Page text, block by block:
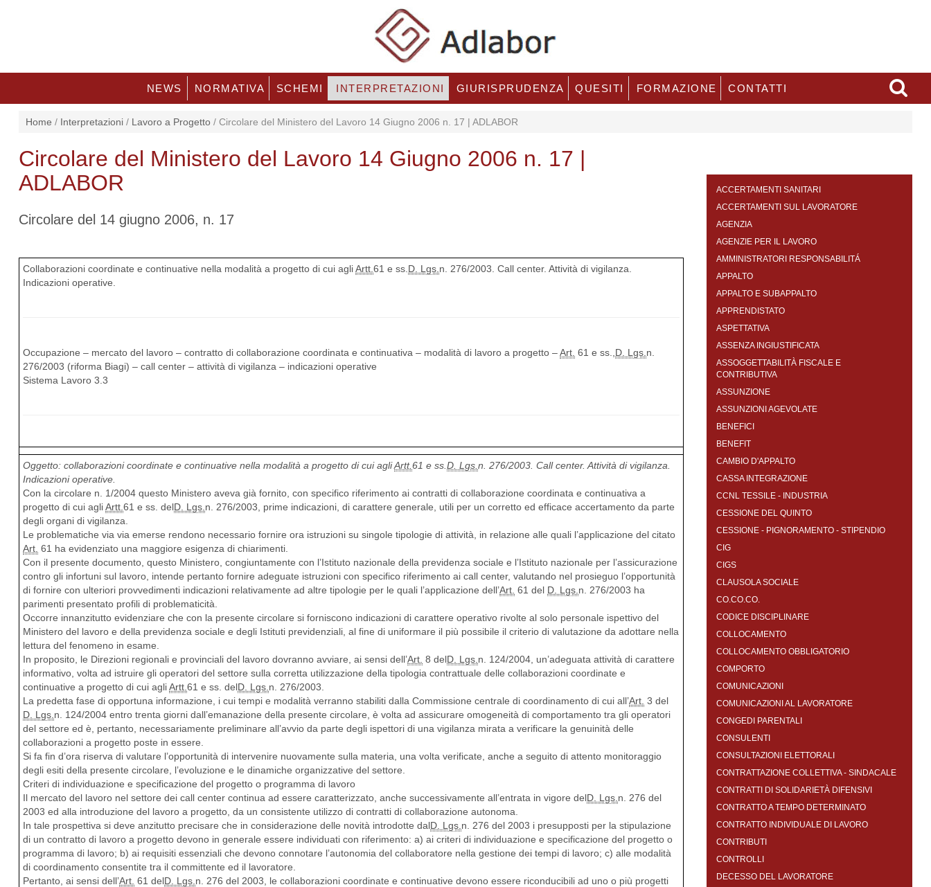
NEWS NORMATIVA SCHEMI INTERPRETAZIONI GIURISPRUDENZA QUESITI FORMAZIONE CONTATTI
Home / Interpretazioni / Lavoro a Progetto / Circolare del Ministero del Lavoro 14 Giugno 2006 n. 17 | ADLABOR
Circolare del Ministero del Lavoro 14 Giugno 2006 n. 17 |
ADLABOR
Circolare del 14 giugno 2006, n. 17
Collaborazioni coordinate e continuative nella modalità a progetto di cui agliArtt.61 e ss. D. Lgs. n. 276/2003. Call center. Attività di vigilanza.
Indicazioni operative.
Occupazione – mercato del lavoro – contratto di collaborazione coordinata e continuativa – modalità di lavoro a progetto –Art. 61 e ss., D. Lgs. n.
276/2003 (riforma Biagi) – call center – attività di vigilanza – indicazioni operative
Sistema Lavoro 3.3
Oggetto: collaborazioni coordinate e continuative nella modalità a progetto di cui agliArtt.61 e ss.D. Lgs.n. 276/2003. Call center. Attività di vigilanza.
Indicazioni operative.
Con la circolare n. 1/2004 questo Ministero aveva già fornito, con specifico riferimento ai contratti di collaborazione coordinata e continuativa a
progetto di cui agliArtt.61 e ss. delD. Lgs. n. 276/2003, prime indicazioni, di carattere generale, utili per un corretto ed efficace accertamento da parte
degli organi di vigilanza.
Le problematiche via via emerse rendono necessario fornire ora istruzioni su singole tipologie di attività, in relazione alle quali l’applicazione del citato
Art. 61 ha evidenziato una maggiore esigenza di chiarimenti.
Con il presente documento, questo Ministero, congiuntamente con l’Istituto nazionale della previdenza sociale e l’Istituto nazionale per l’assicurazione
contro gli infortuni sul lavoro, intende pertanto fornire adeguate istruzioni con specifico riferimento ai call center, valutando nel prosieguo l’opportunità
di fornire con ulteriori provvedimenti indicazioni relativamente ad altre tipologie per le quali l’applicazione dell’Art. 61 del D. Lgs. n. 276/2003 ha
parimenti presentato profili di problematicità.
Occorre innanzitutto evidenziare che con la presente circolare si forniscono indicazioni di carattere operativo rivolte al solo personale ispettivo del
Ministero del lavoro e della previdenza sociale e degli Istituti previdenziali, al fine di uniformare il più possibile il criterio di valutazione da adottare nella
lettura del fenomeno in esame.
In proposito, le Direzioni regionali e provinciali del lavoro dovranno avviare, ai sensi dell’Art. 8 delD. Lgs. n. 124/2004, un’adeguata attività di carattere
informativo, volta ad istruire gli operatori del settore sulla corretta utilizzazione della tipologia contrattuale delle collaborazioni coordinate e
continuative a progetto di cui agliArtt.61 e ss. delD. Lgs. n. 276/2003.
La predetta fase di opportuna informazione, i cui tempi e modalità verranno stabiliti dalla Commissione centrale di coordinamento di cui all’Art. 3 del
D. Lgs. n. 124/2004 entro trenta giorni dall’emanazione della presente circolare, è volta ad assicurare omogeneità di comportamento tra gli operatori
del settore ed è, pertanto, necessariamente preliminare all’avvio da parte degli ispettori di una vigilanza mirata a verificare la genuinità delle
collaborazioni a progetto poste in essere.
Si fa fin d’ora riserva di valutare l’opportunità di intervenire nuovamente sulla materia, una volta verificate, anche a seguito di attento monitoraggio
degli esiti della presente circolare, l’evoluzione e le dinamiche organizzative del settore.
Criteri di individuazione e specificazione del progetto o programma di lavoro
Il mercato del lavoro nel settore dei call center continua ad essere caratterizzato, anche successivamente all’entrata in vigore delD. Lgs. n. 276 del
2003 ed alla introduzione del lavoro a progetto, da un consistente utilizzo di contratti di collaborazione autonoma.
In tale prospettiva si deve anzitutto precisare che in considerazione delle novità introdotte dalD. Lgs. n. 276 del 2003 i presupposti per la stipulazione
di un contratto di lavoro a progetto devono in generale essere individuati con riferimento: a) ai criteri di individuazione e specificazione del progetto o
programma di lavoro; b) ai requisiti essenziali che devono connotare l’autonomia del collaboratore nella gestione dei tempi di lavoro; c) alle modalità
di coordinamento consentite tra il committente ed il lavoratore.
Pertanto, ai sensi dell’Art. 61 delD. Lgs. n. 276 del 2003, le collaborazioni coordinate e continuative devono essere riconducibili ad uno o più progetti
ACCERTAMENTI SANITARI
ACCERTAMENTI SUL LAVORATORE
AGENZIA
AGENZIE PER IL LAVORO
AMMINISTRATORI RESPONSABILITÁ
APPALTO
APPALTO E SUBAPPALTO
APPRENDISTATO
ASPETTATIVA
ASSENZA INGIUSTIFICATA
ASSOGGETTABILITÀ FISCALE E
CONTRIBUTIVA
ASSUNZIONE
ASSUNZIONI AGEVOLATE
BENEFICI
BENEFIT
CAMBIO D'APPALTO
CASSA INTEGRAZIONE
CCNL TESSILE - INDUSTRIA
CESSIONE DEL QUINTO
CESSIONE - PIGNORAMENTO - STIPENDIO
CIG
CIGS
CLAUSOLA SOCIALE
CO.CO.CO.
CODICE DISCIPLINARE
COLLOCAMENTO
COLLOCAMENTO OBBLIGATORIO
COMPORTO
COMUNICAZIONI
COMUNICAZIONI AL LAVORATORE
CONGEDI PARENTALI
CONSULENTI
CONSULTAZIONI ELETTORALI
CONTRATTAZIONE COLLETTIVA - SINDACALE
CONTRATTI DI SOLIDARIETÀ DIFENSIVI
CONTRATTO A TEMPO DETERMINATO
CONTRATTO INDIVIDUALE DI LAVORO
CONTRIBUTI
CONTROLLI
DECESSO DEL LAVORATORE